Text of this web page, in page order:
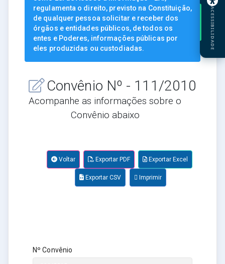
regulamenta o direito, previsto na Constituição,
de qualquer pessoa solicitar e receber dos
órgãos e entidades públicos, de todos os
entes e Poderes, informações públicas por
eles produzidas ou custodiadas.
Convênio Nº - 111/2010
Acompanhe as informações sobre o
Convênio abaixo
Voltar Exportar PDF Exportar Excel
Exportar CSV Imprimir
Nº Convênio
ACESSIBILIDADE